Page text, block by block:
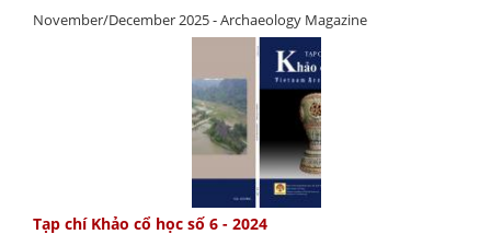
November/December 2025 - Archaeology Magazine
Tạp chí Khảo cổ học số 6 - 2024